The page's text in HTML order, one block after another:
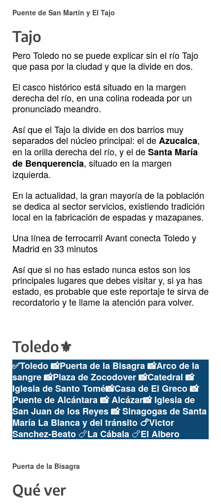
Puente de San Martín y El Tajo
Tajo
Pero Toledo no se puede explicar sin el río Tajo
que pasa por la ciudad y que la divide en dos.
El casco histórico está situado en la margen
derecha del río, en una colina rodeada por un
pronunciado meandro.
Así que el Tajo la divide en dos barrios muy
separados del núcleo principal: el deAzucaica,
en la orilla derecha del río, y el deSanta María
de Benquerencia, situado en la margen
izquierda.
En la actualidad, la gran mayoría de la población
se dedica al sector servicios, existiendo tradición
local en la fabricación de espadas y mazapanes.
Una línea de ferrocarril Avant conecta Toledo y
Madrid en 33 minutos
Así que si no has estado nunca estos son los
principales lugares que debes visitar y, si ya has
estado, es probable que este reportaje te sirva de
recordatorio y te llame la atención para volver.
Toledo⚜️
✅Toledo📸Puerta de la Bisagra 📸Arco de la
sangre 📸Plaza de Zocodover📸Catedral 📸
Iglesia de Santo Tomé📸Casa de El Greco📸
Puente de Alcántara📸Alcázar📸Iglesia de
San Juan de los Reyes📸Sinagogas de Santa
María La Blanca y del tránsito 🍗Victor
Sanchez-Beato 🍗La Cábala 🍗El Albero
Puerta de la Bisagra
Qué ver